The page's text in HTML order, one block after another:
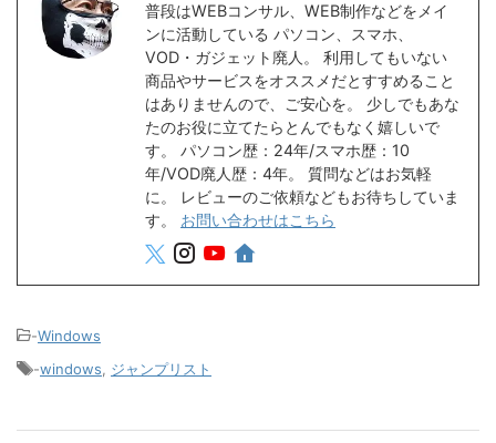
普段はWEBコンサル、WEB制作などをメイ
ンに活動している パソコン、スマホ、
VOD・ガジェット廃人。 利用してもいない
商品やサービスをオススメだとすすめること
はありませんので、ご安心を。 少しでもあな
たのお役に立てたらとんでもなく嬉しいで
す。 パソコン歴：24年/スマホ歴：10
年/VOD廃人歴：4年。 質問などはお気軽
に。 レビューのご依頼などもお待ちしていま
す。 お問い合わせはこちら
-Windows
-windows ジャンプリスト